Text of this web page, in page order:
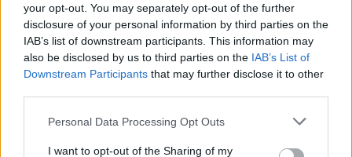
your opt-out. You may separately opt-out of the further
disclosure of your personal information by third parties on the
IAB’s list of downstream participants. This information may
also be disclosed by us to third parties on the IAB’s List of
Downstream Participants that may further disclose it to other
Personal Data Processing Opt Outs
I want to opt-out of the Sharing of my
In evidenza